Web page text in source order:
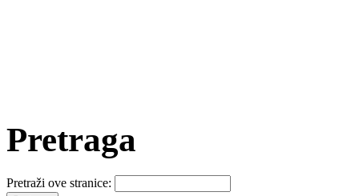
Pretraga
Pretraži ove stranice: